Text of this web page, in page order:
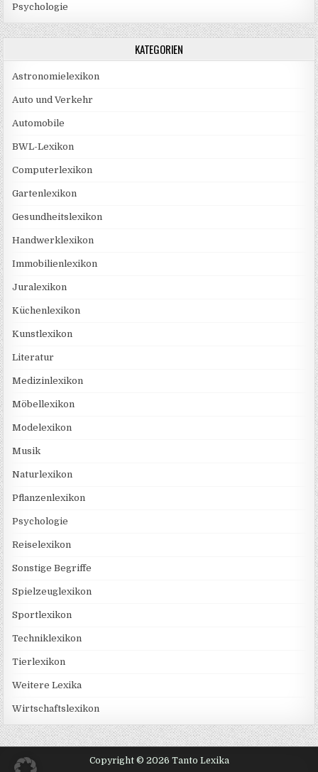
Psychologie
KATEGORIEN
Astronomielexikon
Auto und Verkehr
Automobile
BWL-Lexikon
Computerlexikon
Gartenlexikon
Gesundheitslexikon
Handwerklexikon
Immobilienlexikon
Juralexikon
Küchenlexikon
Kunstlexikon
Literatur
Medizinlexikon
Möbellexikon
Modelexikon
Musik
Naturlexikon
Pflanzenlexikon
Psychologie
Reiselexikon
Sonstige Begriffe
Spielzeuglexikon
Sportlexikon
Techniklexikon
Tierlexikon
Weitere Lexika
Wirtschaftslexikon
Copyright © 2026 Tanto Lexika